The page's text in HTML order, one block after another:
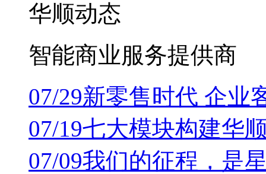
华顺动态
智能商业服务提供商
07/29新零售时代 企业
07/19七大模块构建华
07/09我们的征程，是